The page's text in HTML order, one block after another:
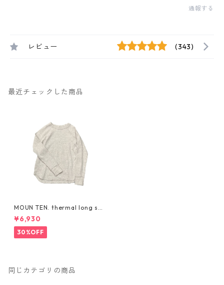
通報する
レビュー (343)
最近チェックした商品
MOUN TEN. thermal long sl
eeve 95/110/125/140 [MT
100-1604a]
¥6,930
30%OFF
同じカテゴリの商品